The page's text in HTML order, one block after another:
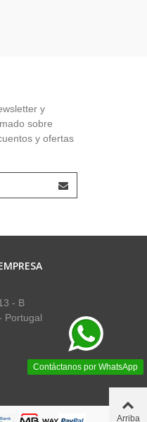
y
sobre
y ofertas
Contáctanos por WhatsApp
- B
Portugal
Arriba